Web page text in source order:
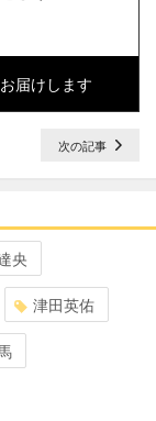
届けします
次の記事
央
津田英佑